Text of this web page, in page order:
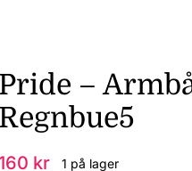
Pride –
Regnbue5
160 kr 1 på lager